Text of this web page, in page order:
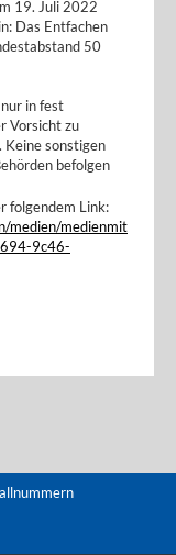
19. Juli 2022
Das Entfachen
50
in fest
Vorsicht zu
Keine sonstigen
befolgen
folgendem Link:
medien/medienmit
9c46-